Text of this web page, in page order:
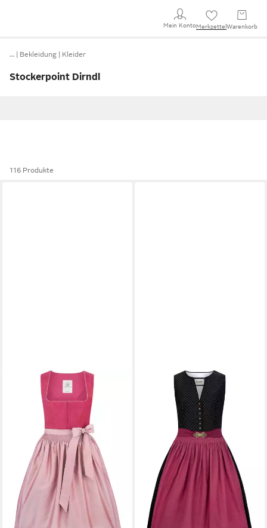
Mein KontoMerkzettel Warenkorb
… Bekleidung Kleider
Stockerpoint Dirndl
116 Produkte